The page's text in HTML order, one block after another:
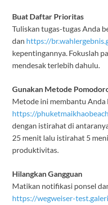
Buat Daftar Prioritas
Tuliskan tugas-tugas Anda
dan https://
kepentingannya. Fokuslah
mendesak terlebih dahulu.
Gunakan Metode
Metode ini membantu
https://
dengan istirahat di
25 menit lalu istirahat 5
produktivitas.
Hilangkan Gangguan
Matikan notifikasi ponsel
https://wegweiser-